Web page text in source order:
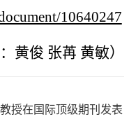
10640247
黄俊 张苒 黄敏）
授在国际顶级期刊发表